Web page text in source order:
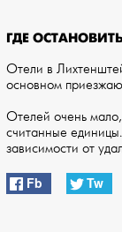
ГДЕ
Отели в
основном
Отелей очень
считанные
зависимости от
Fb Tw